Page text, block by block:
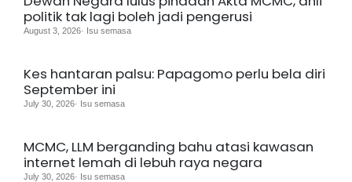
politik tak lagi boleh jadi pengerusi
August 3, 2026· Isu semasa
Kes hantaran palsu: Papagomo perlu bela diri
September ini
July 30, 2026· Isu semasa
MCMC, LLM berganding bahu atasi kawasan
internet lemah di lebuh raya negara
July 30, 2026· Isu semasa